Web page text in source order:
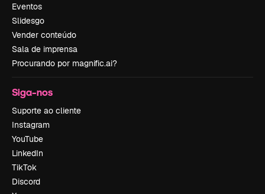
Eventos
Slidesgo
Vender conteúdo
Sala de imprensa
Procurando por magnific.ai?
Siga-nos
Suporte ao cliente
Instagram
YouTube
LinkedIn
TikTok
Discord